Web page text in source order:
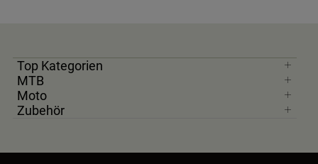
Top Kategorien
MTB
Moto
Zubehör